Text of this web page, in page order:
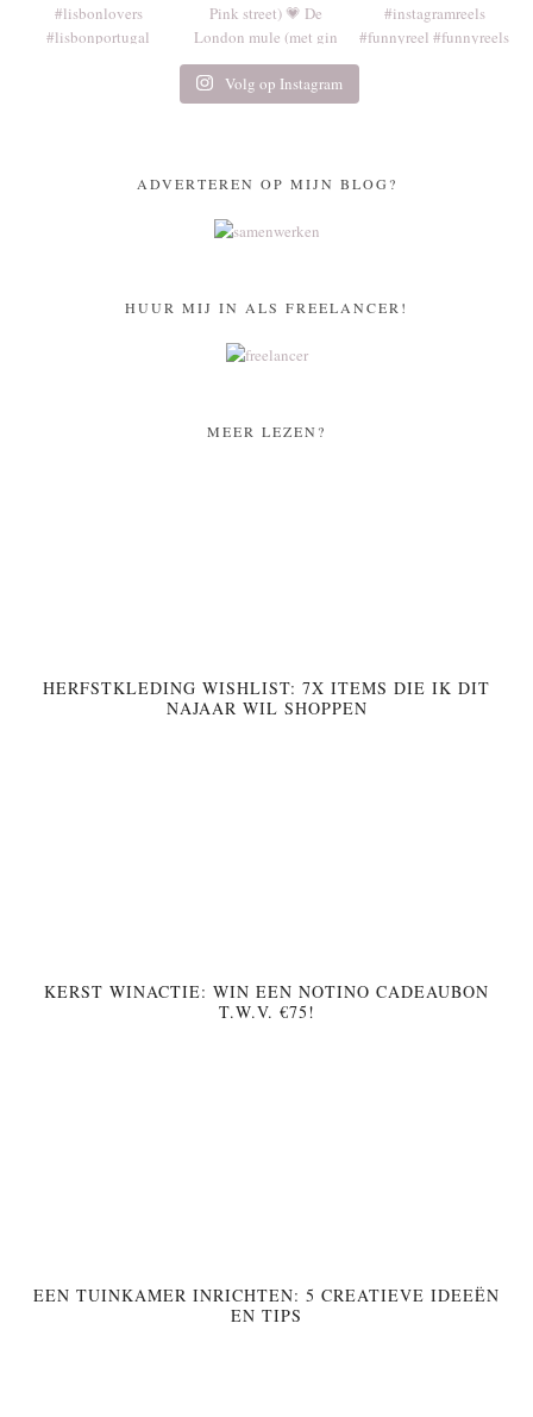
Volg op Instagram
ADVERTEREN OP MIJN BLOG?
HUUR MIJ IN ALS FREELANCER!
MEER LEZEN?
HERFSTKLEDING WISHLIST: 7X ITEMS DIE IK DIT
NAJAAR WIL SHOPPEN
KERST WINACTIE: WIN EEN NOTINO CADEAUBON
T.W.V. €75!
EEN TUINKAMER INRICHTEN: 5 CREATIEVE IDEEËN
EN TIPS